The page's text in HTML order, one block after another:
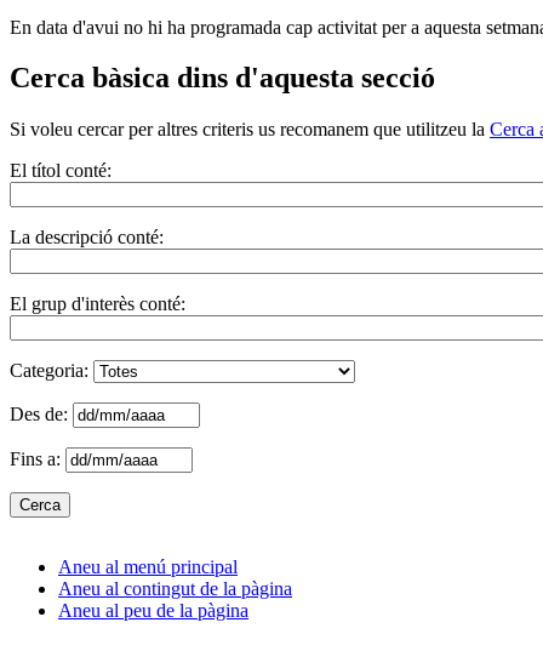
En data d'avui no hi ha programada cap activitat per a aquesta
Cerca bàsica dins d'aquesta secció
Si voleu cercar per altres criteris us recomanem que utilitzeu la Cerca
El títol conté:
La descripció conté:
El grup d'interès conté:
Categoria:
Des de:
Fins a:
Aneu al menú principal
Aneu al contingut de la pàgina
Aneu al peu de la pàgina